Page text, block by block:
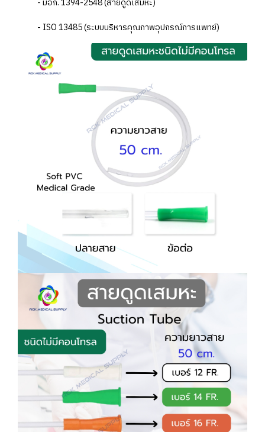
- ISO 13485 (ระบบบริหารคุณภาพอุปกรณ์การแพทย์)